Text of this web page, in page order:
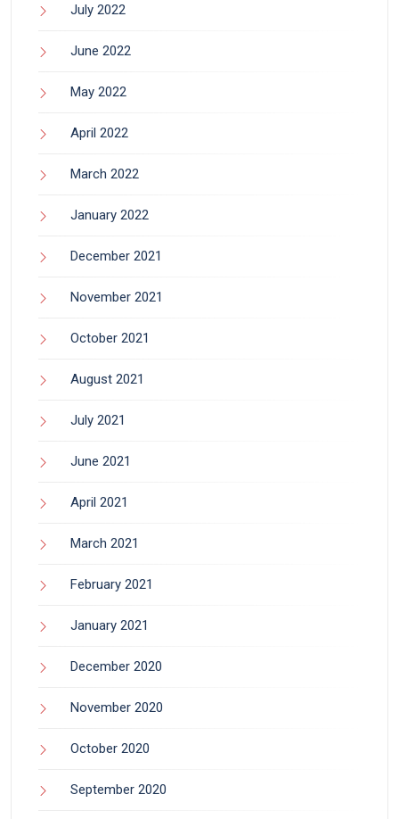
July 2022
June 2022
May 2022
April 2022
March 2022
January 2022
December 2021
November 2021
October 2021
August 2021
July 2021
June 2021
April 2021
March 2021
February 2021
January 2021
December 2020
November 2020
October 2020
September 2020